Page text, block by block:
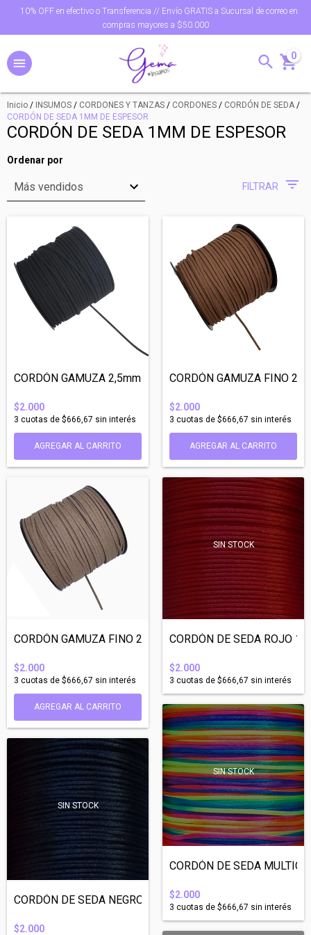
10% OFF en efectivo o Transferencia // Envío GRATIS a Sucursal de correo en
compras mayores a $50.000
0
Inicio / INSUMOS / CORDONES Y TANZAS / CORDONES / CORDÓN DE SEDA /
CORDÓN DE SEDA 1MM DE ESPESOR
CORDÓN DE SEDA 1MM DE ESPESOR
Ordenar por
FILTRAR
CORDÓN GAMUZA 2,5mm ESPESOR NEGRO - 5 ME...
$2.000
3 cuotas de $666,67 sin interés
CORDÓN GAMUZA FINO
$2.000
3 cuotas de $666,67 sin interés
CORDÓN GAMUZA FINO 2mm ESPESOR MARRON CL...
$2.000
3 cuotas de $666,67 sin interés
SIN STOCK
CORDÓN DE SEDA ROJO
$2.000
3 cuotas de $666,67 sin interés
SIN STOCK
CORDÓN DE SEDA NEGRO 1mm ESPESOR - 10 ME...
$2.000
SIN STOCK
CORDÓN DE SEDA
$2.000
3 cuotas de $666,67 sin interés